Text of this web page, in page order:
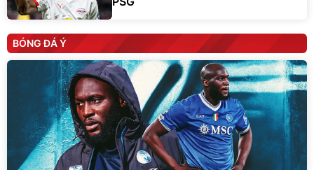
BÓNG ĐÁ Ý